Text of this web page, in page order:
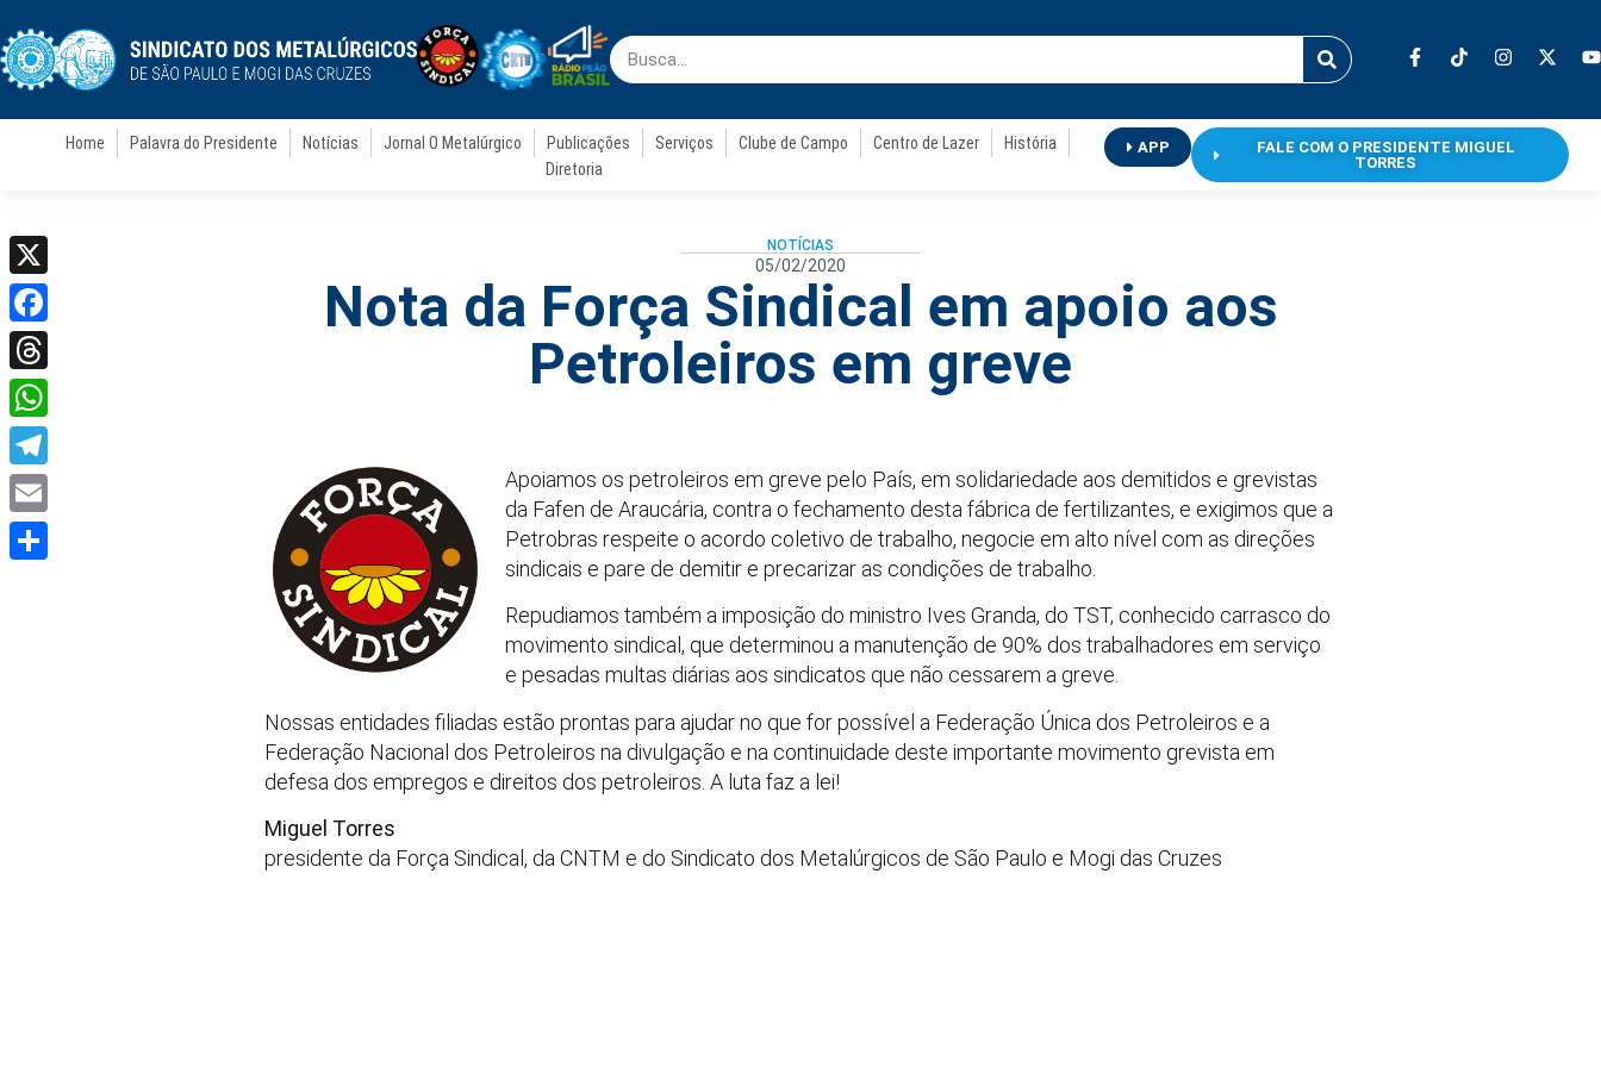
Home Palavra do Presidente Notícias Jornal O Metalúrgico Publicações Serviços Clube de Campo Centro de Lazer
História
Diretoria
APP
FALE COM O PRESIDENTE MIGUEL
TORRES
NOTÍCIAS
05/02/2020
Nota da Força Sindical em apoio aos
Petroleiros em greve
Apoiamos os petroleiros em greve pelo País, em solidariedade aos demitidos e grevistas
da Fafen de Araucária, contra o fechamento desta fábrica de fertilizantes, e exigimos que a
Petrobras respeite o acordo coletivo de trabalho, negocie em alto nível com as direções
sindicais e pare de demitir e precarizar as condições de trabalho.
Repudiamos também a imposição do ministro Ives Granda, do TST, conhecido carrasco do
movimento sindical, que determinou a manutenção de 90% dos trabalhadores em serviço
e pesadas multas diárias aos sindicatos que não cessarem a greve.
Nossas entidades filiadas estão prontas para ajudar no que for possível a Federação Única dos Petroleiros e a
Federação Nacional dos Petroleiros na divulgação e na continuidade deste importante movimento grevista em
defesa dos empregos e direitos dos petroleiros. A luta faz a lei!
Miguel Torres
presidente da Força Sindical, da CNTM e do Sindicato dos Metalúrgicos de São Paulo e Mogi das Cruzes
X
Facebook
Threads
WhatsApp
Telegram
Email